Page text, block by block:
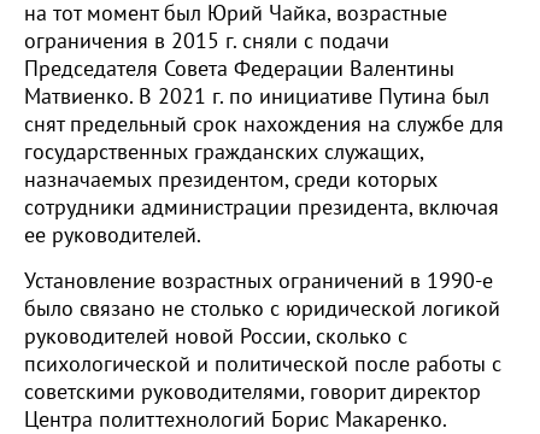
на тот момент был Юрий Чайка, возрастные
ограничения в 2015 г. сняли с подачи
Председателя Совета Федерации Валентины
Матвиенко. В 2021 г. по инициативе Путина был
снят предельный срок нахождения на службе для
государственных гражданских служащих,
назначаемых президентом, среди которых
сотрудники администрации президента, включая
ее руководителей.
Установление возрастных ограничений в 1990-е
было связано не столько с юридической логикой
руководителей новой России, сколько с
психологической и политической после работы с
советскими руководителями, говорит директор
Центра политтехнологий Борис Макаренко.